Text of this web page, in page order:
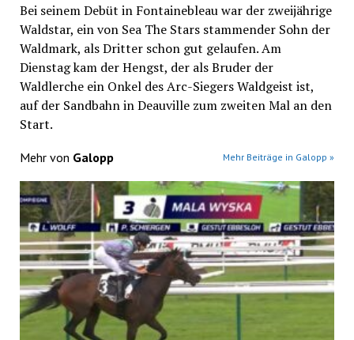
Bei seinem Debüt in Fontainebleau war der zweijährige
Waldstar, ein von Sea The Stars stammender Sohn der
Waldmark, als Dritter schon gut gelaufen. Am
Dienstag kam der Hengst, der als Bruder der
Waldlerche ein Onkel des Arc-Siegers Waldgeist ist,
auf der Sandbahn in Deauville zum zweiten Mal an den
Start.
Mehr von Galopp Mehr Beiträge in Galopp »